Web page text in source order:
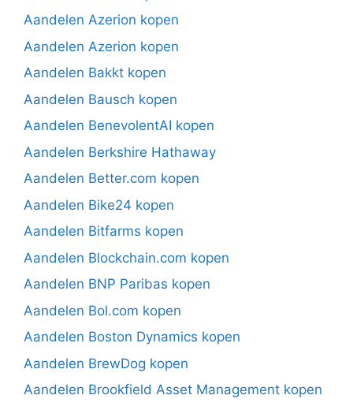
Aandelen Azerion kopen
Aandelen Azerion kopen
Aandelen Bakkt kopen
Aandelen Bausch kopen
Aandelen BenevolentAI kopen
Aandelen Berkshire Hathaway
Aandelen Better.com kopen
Aandelen Bike24 kopen
Aandelen Bitfarms kopen
Aandelen Blockchain.com kopen
Aandelen BNP Paribas kopen
Aandelen Bol.com kopen
Aandelen Boston Dynamics kopen
Aandelen BrewDog kopen
Aandelen Brookfield Asset Management kopen